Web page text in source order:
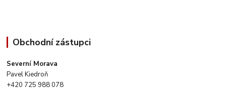
Obchodní zástupci
Severní Morava
Pavel Kiedroň
+420 725 988 078